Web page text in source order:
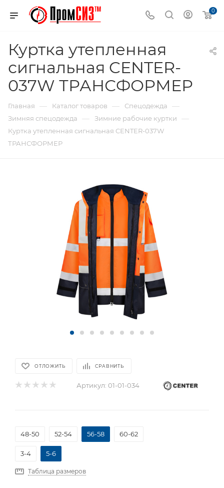
0
Куртка утепленная
сигнальная CENTER-
037W ТРАНСФОРМЕР
Главная — Каталог товаров — Спецодежда —
Зимняя спецодежда — Зимние рабочие куртки —
Куртка утепленная сигнальная CENTER-037W
ТРАНСФОРМЕР
ОТЛОЖИТЬ СРАВНИТЬ
Артикул: 01-01-034
48-50 52-54 56-58 60-62
3-4 5-6
Таблица размеров